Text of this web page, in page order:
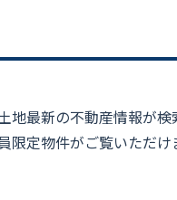
地最新の不動産情報が
定物件がご覧いただけ